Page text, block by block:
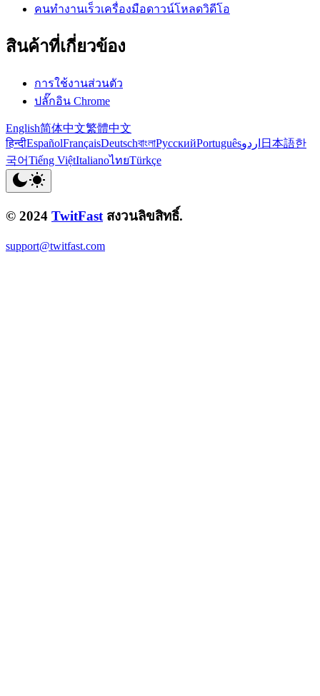
คนทำงานเร็วเครื่องมือดาวน์โหลดวิดีโอ
สินค้าที่เกี่ยวข้อง
การใช้งานส่วนตัว
ปลั๊กอิน Chrome
English简体中文繁體中文
हिन्दीEspañolFrançaisDeutschবাংলাРусскийPortuguêsاردو 日本語한
국어Tiếng ViệtItalianoไทยTürkçe
© 2024 TwitFast สงวนลิขสิทธิ์.
support@twitfast.com